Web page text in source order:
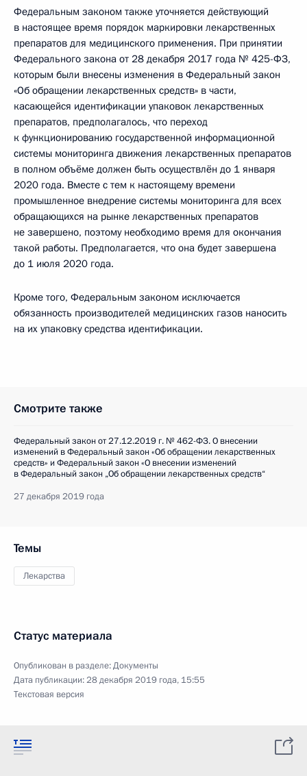
Федеральным законом также уточняется действующий
в настоящее время порядок маркировки лекарственных
препаратов для медицинского применения. При принятии
Федерального закона от 28 декабря 2017 года № 425-ФЗ,
которым были внесены изменения в Федеральный закон
«Об обращении лекарственных средств» в части,
касающейся идентификации упаковок лекарственных
препаратов, предполагалось, что переход
к функционированию государственной информационной
системы мониторинга движения лекарственных препаратов
в полном объёме должен быть осуществлён до 1 января
2020 года. Вместе с тем к настоящему времени
промышленное внедрение системы мониторинга для всех
обращающихся на рынке лекарственных препаратов
не завершено, поэтому необходимо время для окончания
такой работы. Предполагается, что она будет завершена
до 1 июля 2020 года.
Кроме того, Федеральным законом исключается
обязанность производителей медицинских газов наносить
на их упаковку средства идентификации.
Смотрите также
Федеральный закон от 27.12.2019 г. № 462-ФЗ. О внесении
изменений в Федеральный закон «Об обращении лекарственных
средств» и Федеральный закон «О внесении изменений
в Федеральный закон „Об обращении лекарственных средств“
27 декабря 2019 года
Темы
Лекарства
Статус материала
Опубликован в разделе:Документы
Дата публикации:28 декабря 2019 года, 15:55
Текстовая версия